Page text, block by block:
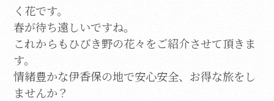
く花です。
春が待ち遠しいですね。
これからもひびき野の花々をご紹介させて頂きま
す。
情緒豊かな伊香保の地で安心安全、お得な旅をし
ませんか？